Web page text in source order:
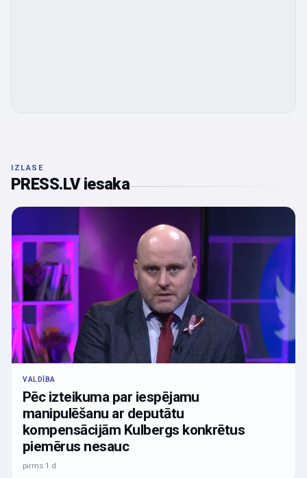
IZLASE
PRESS.LV iesaka
VALDĪBA
Pēc izteikuma par iespējamu
manipulēšanu ar deputātu
kompensācijām Kulbergs konkrētus
piemērus nesauc
pirms 1 d